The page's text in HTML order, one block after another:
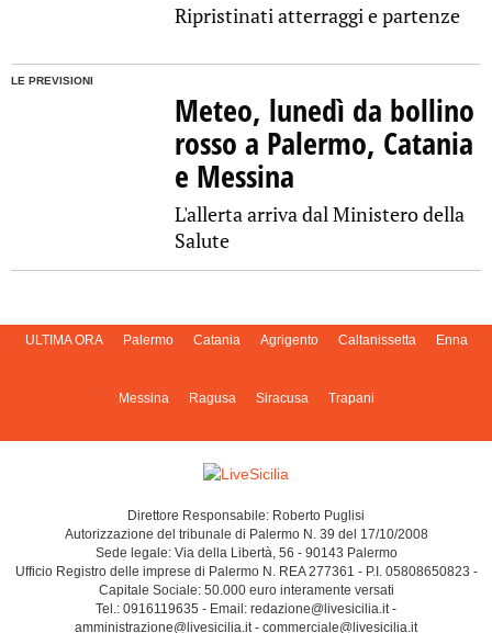
Ripristinati atterraggi e partenze
LE PREVISIONI
Meteo, lunedì da bollino
rosso a Palermo, Catania
e Messina
L'allerta arriva dal Ministero della
Salute
ULTIMA ORA Palermo Catania Agrigento Caltanissetta Enna
Messina Ragusa Siracusa Trapani
Direttore Responsabile: Roberto Puglisi
Autorizzazione del tribunale di Palermo N. 39 del 17/10/2008
Sede legale: Via della Libertà, 56 - 90143 Palermo
Ufficio Registro delle imprese di Palermo N. REA 277361 - P.I. 05808650823 -
Capitale Sociale: 50.000 euro interamente versati
Tel.: 0916119635 - Email: redazione@livesicilia.it -
amministrazione@livesicilia.it - commerciale@livesicilia.it